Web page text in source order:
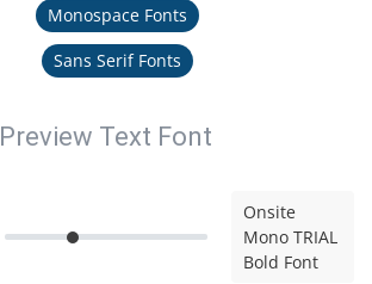
Monospace Fonts
Sans Serif Fonts
Preview Text Font
Onsite
Mono TRIAL
Bold Font